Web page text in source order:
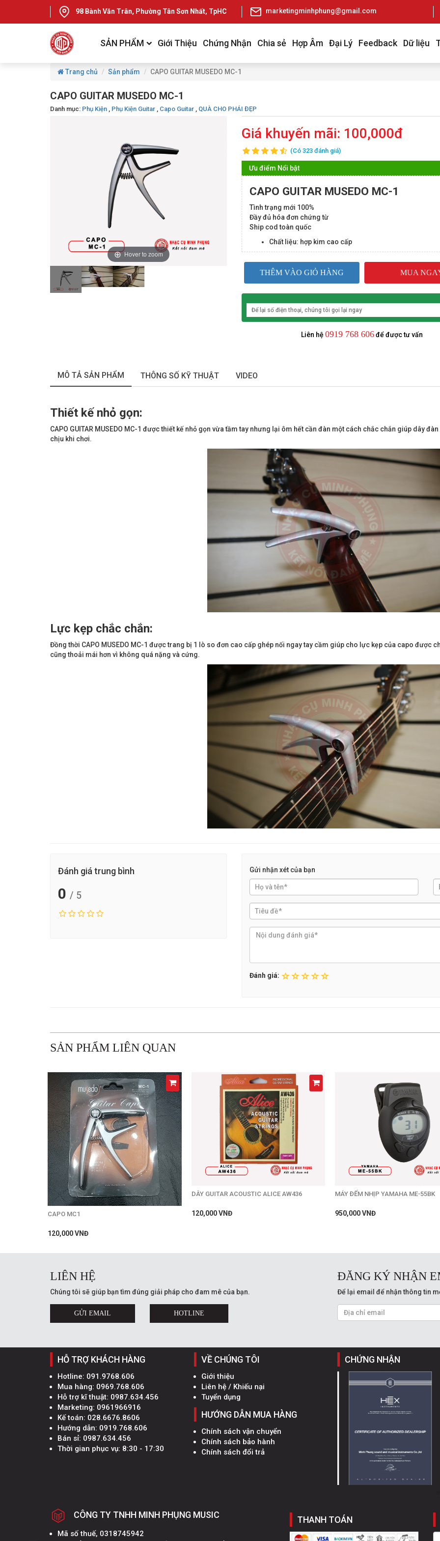
98 Bành Văn Trân, Phường Tân Sơn Nhất, TpHCM marketingminhphung@gmail.com
SẢN PHẨM Giới Thiệu Chứng Nhận Chia sẻ Hợp Âm Đại Lý Feedback Dữ liệu
Trang chủ Sản phẩm CAPO GUITAR MUSEDO MC-1
CAPO GUITAR MUSEDO MC-1
Danh mục: Phụ Kiện , Phụ Kiện Guitar , Capo Guitar , QUÀ CHO PHÁI ĐẸP
Hover to zoom
Giá khuyến mãi: 100,000đ
(Có 323 đánh giá)
Ưu điểm Nổi bật
CAPO GUITAR MUSEDO MC-1
Tình trạng mới 100%
Đầy đủ hóa đơn chứng từ
Ship cod toàn quốc
Chất liệu: hợp kim cao cấp
THÊM VÀO GIỎ HÀNG MUA
Liên hệ 0919 768 606để được tư vấn
MÔ TẢ SẢN PHẨM THÔNG SỐ KỸ THUẬT VIDEO
Thiết kế nhỏ gọn:
CAPO GUITAR MUSEDO MC-1 được thiết kế nhỏ gọn vừa tầm tay nhưng lại ôm hết cần đàn một cách chắc chắn giúp dây
chịu khi chơi.
Lực kẹp chắc chắn:
Đồng thời CAPO MUSEDO MC-1 được trang bị 1 lò so đơn cao cấp ghép nối ngay tay cầm giúp cho lực kẹp của capo được
cũng thoải mái hơn vì không quá nặng và cứng.
Đánh giá trung bình
0 / 5
Gửi nhận xét của bạn
Đánh giá:
SẢN PHẨM LIÊN QUAN
CAPO MC1
120,000 VNĐ
DÂY GUITAR ACOUSTIC ALICE AW436
120,000 VNĐ
MÁY ĐẾM NHỊP YAMAHA ME-55BK
950,000 VNĐ
LIÊN HỆ
Chúng tôi sẽ giúp bạn tìm đúng giải pháp cho đam mê của bạn.
GỬI EMAIL HOTLINE
ĐĂNG KÝ NHẬN
Để lại email để nhận thông tin
HỖ TRỢ KHÁCH HÀNG
Hotline: 091.9768.606
Mua hàng: 0969.768.606
Hỗ trợ kĩ thuật: 0987.634.456
Marketing: 0961966916
Kế toán: 028.6676.8606
Hướng dẫn: 0919.768.606
Bán sỉ: 0987.634.456
Thời gian phục vụ: 8:30 - 17:30
VỀ CHÚNG TÔI
Giới thiệu
Liên hệ / Khiếu nại
Tuyển dụng
HƯỚNG DẪN MUA HÀNG
Chính sách vận chuyển
Chính sách bảo hành
Chính sách đổi trả
CHỨNG NHẬN
CÔNG TY TNHH MINH PHỤNG MUSIC
Mã số thuế, 0318745942
THANH TOÁN